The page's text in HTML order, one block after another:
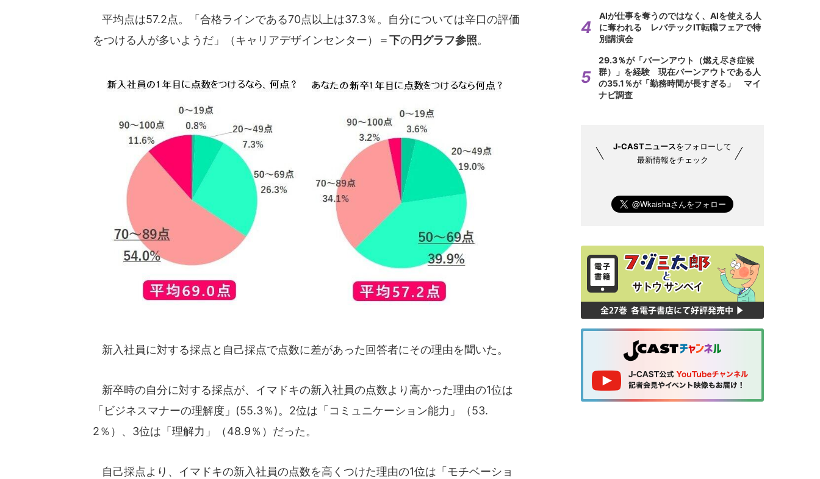
平均点は57.2点。「合格ラインである70点以上は37.3％。自分については辛口の評価
をつける人が多いようだ」（キャリアデザインセンター）＝下の円グラフ参照。
新入社員に対する採点と自己採点で点数に差があった回答者にその理由を聞いた。
新卒時の自分に対する採点が、イマドキの新入社員の点数より高かった理由の1位は
「ビジネスマナーの理解度」(55.3％)。2位は「コミュニケーション能力」（53.
2％）、3位は「理解力」（48.9％）だった。
自己採点より、イマドキの新入社員の点数を高くつけた理由の1位は「モチベーショ
AIが仕事を奪うのではなく、AIを使える人
に奪われる レバテックIT転職フェアで特
別講演会
29.3％が「バーンアウト（燃え尽き症候
群）」を経験 現在バーンアウトである人
の35.1％が「勤務時間が長すぎる」 マイ
ナビ調査
J-CASTニュースをフォローして
最新情報をチェック